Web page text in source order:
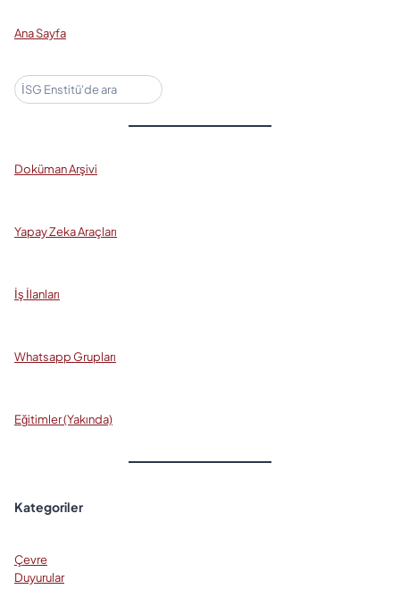
Ana Sayfa
Ara
Doküman Arşivi
Yapay Zeka Araçları
İş İlanları
Whatsapp Grupları
Eğitimler (Yakında)
Kategoriler
Çevre
Duyurular